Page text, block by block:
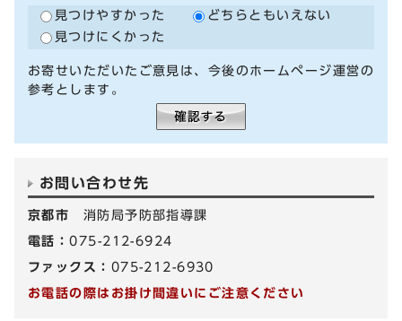
見つけやすかった
どちらともいえない
見つけにくかった
お寄せいただいたご意見は、今後のホームページ運営の
参考とします。
お問い合わせ先
京都市 消防局予防部指導課
電話：075-212-6924
ファックス： 075-212-6930
お電話の際はお掛け間違いにご注意ください